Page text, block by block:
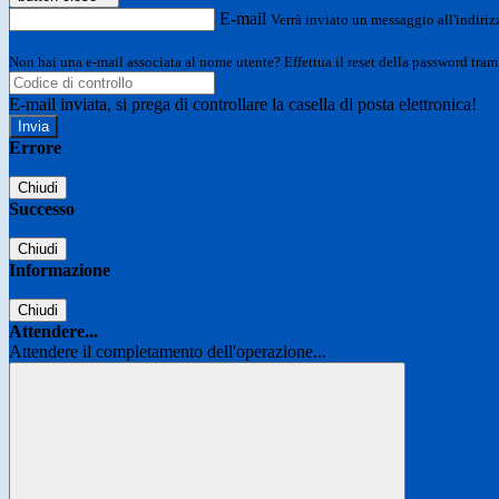
E-mail Verrà inviato un messaggio
Non hai una e-mail associata al nome utente? Effettua il reset della password
E-mail inviata, si prega di controllare la casella di posta elettronica!
Errore
Chiudi
Successo
Chiudi
Informazione
Chiudi
Attendere...
Attendere il completamento dell'operazione...